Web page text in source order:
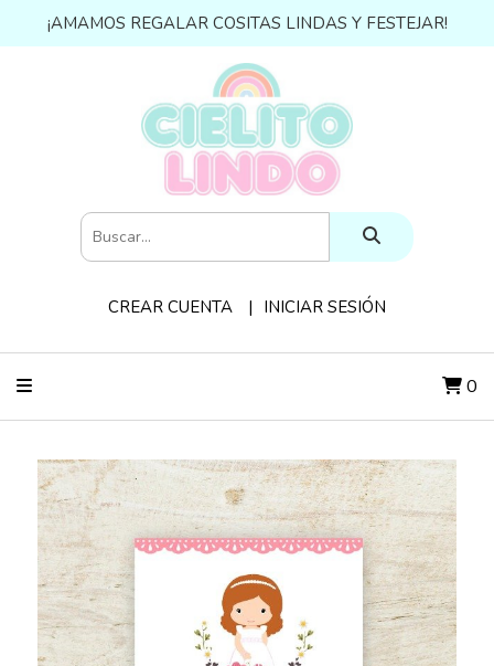
¡AMAMOS REGALAR COSITAS LINDAS Y FESTEJAR!
CREAR CUENTA INICIAR SESIÓN
0